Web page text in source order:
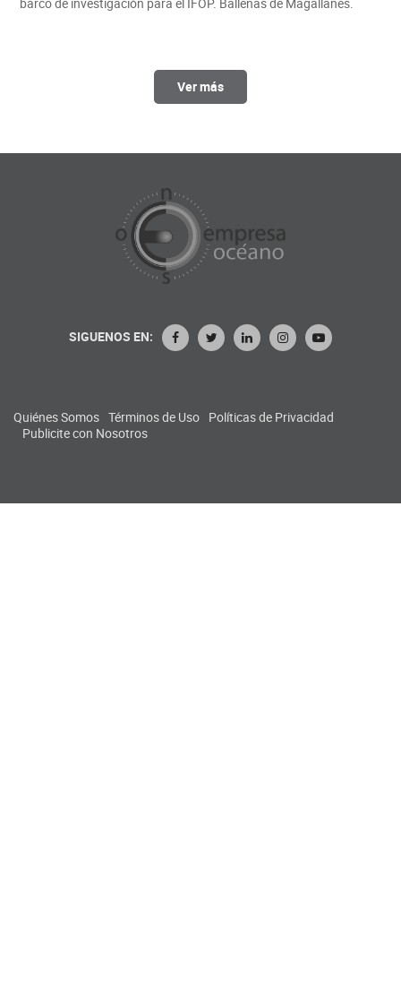
Ver más
SIGUENOS EN:
Quiénes Somos Términos de Uso Políticas de Privacidad
Publicite con Nosotros